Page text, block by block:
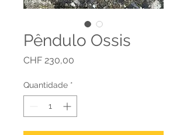
Pêndulo Ossis
CHF 230,00
Quantidade *